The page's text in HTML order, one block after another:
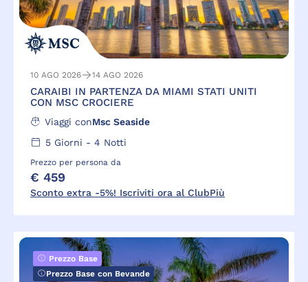
10 AGO 2026 14 AGO 2026
CARAIBI IN PARTENZA DA MIAMI STATI UNITI
CON MSC CROCIERE
Viaggi conMsc Seaside
5Giorni - 4 Notti
Prezzo per persona da
€ 459
Sconto extra -5%! Iscriviti ora al ClubPiù
Prezzo Base
Prezzo Base con Bevande